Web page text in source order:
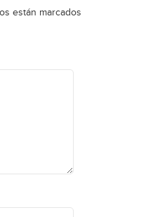
están marcados